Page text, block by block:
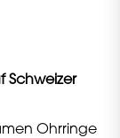
Schweizer
Ohrringe